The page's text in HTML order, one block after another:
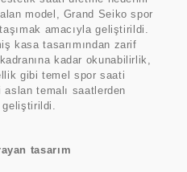
model, Grand Seiko spor
amacıyla geliştirildi.
kasa tasarımından zarif
kadar okunabilirlik,
gibi temel spor saati
temalı saatlerden
geliştirildi.
tasarım